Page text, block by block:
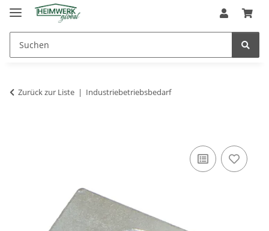
Zurück zur Liste Industriebetriebsbedarf